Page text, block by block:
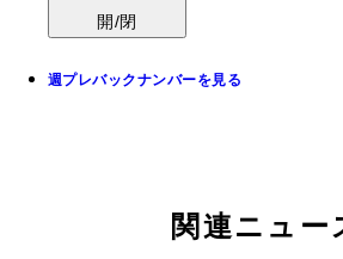
開/閉
週プレバックナンバーを見る
関連ニュー